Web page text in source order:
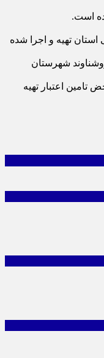
تهیه و اجرا شده
شهرستان
گرفته است که به محض تامین اعتبار تهیه